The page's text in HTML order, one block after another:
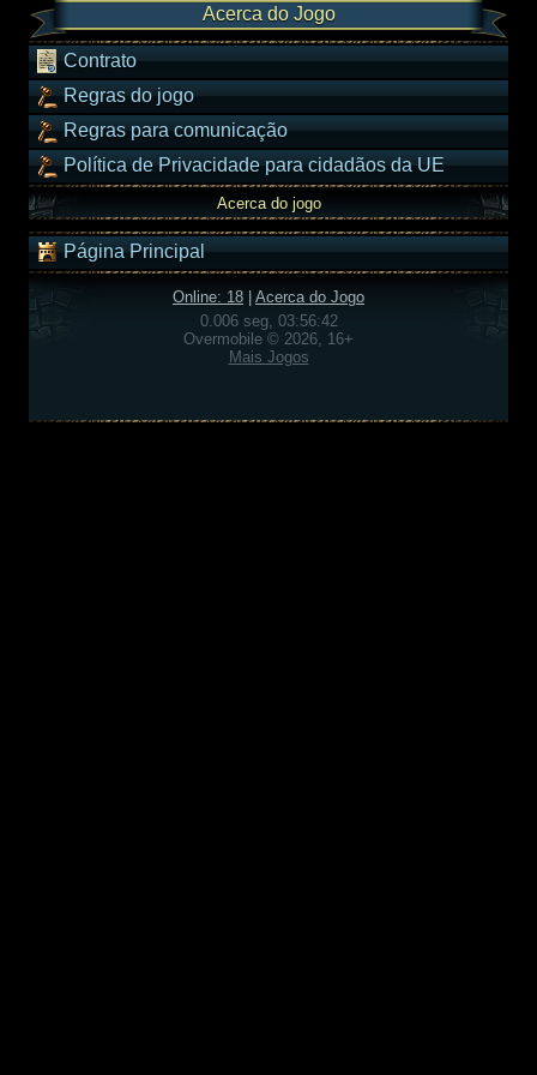
Acerca do Jogo
Contrato
Regras do jogo
Regras para comunicação
Política de Privacidade para cidadãos da UE
Acerca do jogo
Página Principal
Online: 18
Acerca do Jogo
0.006 seg, 03:56:42
Overmobile © 2026, 16+
Mais Jogos